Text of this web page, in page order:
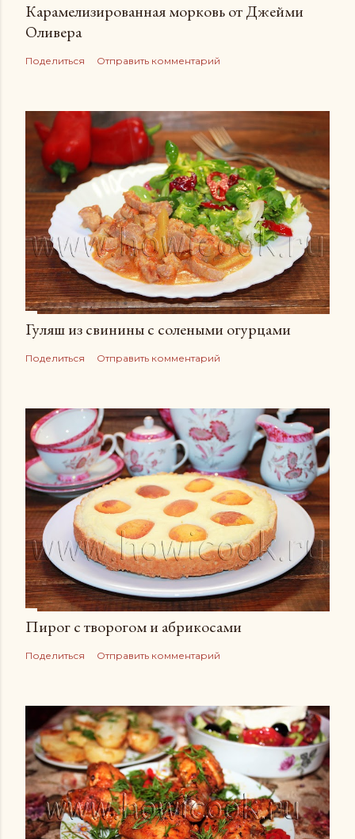
Карамелизированная морковь от Джейми
Оливера
Поделиться Отправить комментарий
Гуляш из свинины с солеными огурцами
Поделиться Отправить комментарий
Пирог с творогом и абрикосами
Поделиться Отправить комментарий